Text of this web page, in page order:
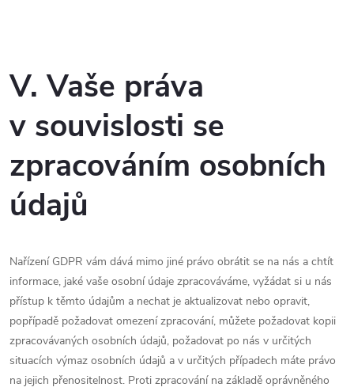
V. Vaše práva
v souvislosti se
zpracováním osobních
údajů
Nařízení GDPR vám dává mimo jiné právo obrátit se na nás a chtít
informace, jaké vaše osobní údaje zpracováváme, vyžádat si u nás
přístup k těmto údajům a nechat je aktualizovat nebo opravit,
popřípadě požadovat omezení zpracování, můžete požadovat kopii
zpracovávaných osobních údajů, požadovat po nás v určitých
situacích výmaz osobních údajů a v určitých případech máte právo
na jejich přenositelnost. Proti zpracování na základě oprávněného